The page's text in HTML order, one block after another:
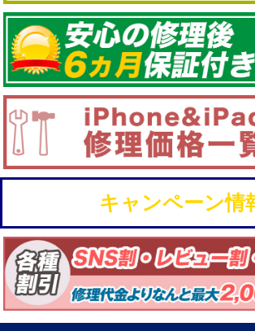
キャンペーン情